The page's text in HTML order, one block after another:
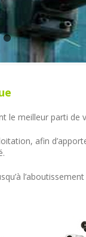
le meilleur parti
afin